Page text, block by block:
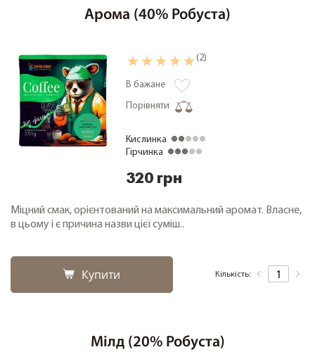
Кава дегустаційні набори
Кава свіжого обсмажування
Кава в зернах 1000 грам
Чай
Зелений чай
Чорний чай
Співпраця
Акції
Арома (40% Робуста)
(2)
В бажане
Порівняти
Кислинка
Гірчинка
320 грн
Міцний смак, орієнтований на максимальний аромат. Власне,
в цьому і є причина назви цієї суміш..
Купити Кількість:
Мілд (20% Робуста)